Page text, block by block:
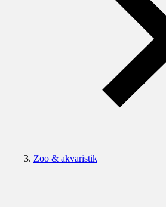
Zoo & akvaristik